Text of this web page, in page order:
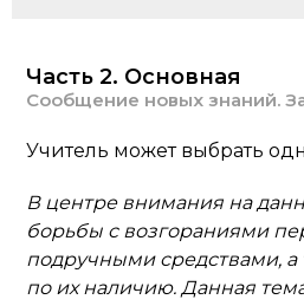
Часть 2. Основная
Сообщение новых знаний.
Учитель может выбрать
В центре внимания на
борьбы с возгораниями
подручными средствами, а
по их наличию. Данная